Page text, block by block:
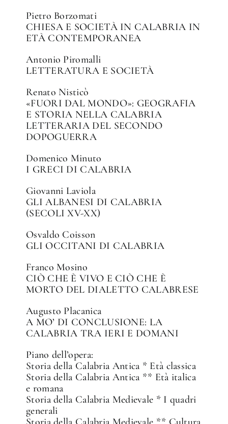
Pietro Borzomati
CHIESA E SOCIETÀ IN CALABRIA IN
ETÀ CONTEMPORANEA
Antonio Piromalli
LETTERATURA E SOCIETÀ
Renato Nisticò
«FUORI DAL MONDO»: GEOGRAFIA
E STORIA NELLA CALABRIA
LETTERARIA DEL SECONDO
DOPOGUERRA
Domenico Minuto
I GRECI DI CALABRIA
Giovanni Laviola
GLI ALBANESI DI CALABRIA
(SECOLI XV-XX)
Osvaldo Coisson
GLI OCCITANI DI CALABRIA
Franco Mosino
CIÒ CHE È VIVO E CIÒ CHE È
MORTO DEL DIALETTO CALABRESE
Augusto Placanica
A MO’ DI CONCLUSIONE: LA
CALABRIA TRA IERI E DOMANI
Piano dell’opera:
Storia della Calabria Antica * Età classica
Storia della Calabria Antica ** Età italica
e romana
Storia della Calabria Medievale * I quadri
generali